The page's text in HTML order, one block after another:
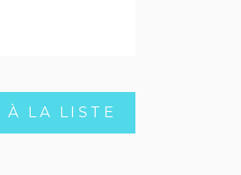
À LA LISTE